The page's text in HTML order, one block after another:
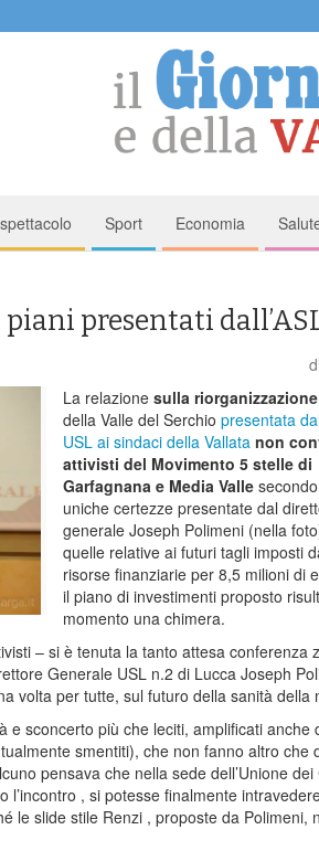
Sport Economia
presentati
La relazione sulla
della Valle del Serchio presentata
USL ai sindaci della Vallata non
attivisti del Movimento 5 stelle di
Garfagnana e Media Valle
uniche certezze presentate dal
generale Joseph Polimeni (nella
quelle relative ai futuri tagli imposti
risorse finanziarie per 8,5 milioni di
il piano di investimenti proposto
momento una chimera.
– si è tenuta la tanto attesa conferenza
Generale USL n.2 di Lucca Joseph
volta per tutte, sul futuro della sanità della
e sconcerto più che leciti, amplificati anche
smentiti), che non fanno altro che
pensava che nella sede dell’Unione dei
, si potesse finalmente
le slide stile Renzi , proposte da Polimeni,